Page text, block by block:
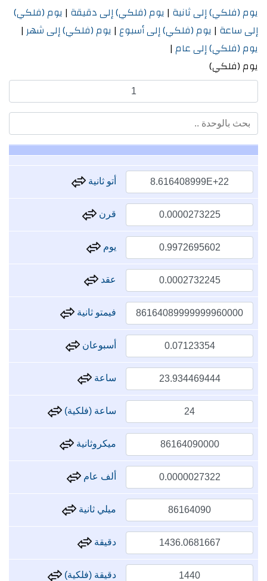
يوم (فلكي) إلى ثانية | يوم (فلكي) إلى دقيقة | يوم (فلكي)
إلى ساعة | يوم (فلكي) إلى أسبوع | يوم (فلكي) إلى شهر |
يوم (فلكي) إلى عام |
يوم (فلكي)
أتو ثانية
قرن
يوم
عقد
فيمتو ثانية
أسبوعان
ساعة
ساعة (فلكية)
ميكروثانية
ألف عام
ميلي ثانية
دقيقة
دقيقة (فلكية)